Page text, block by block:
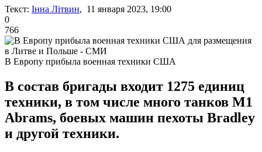
Текст: Інна Літвин, 11 января 2023, 19:00
0
766
В Европу прибыла военная техники США
В состав бригады входит 1275 единиц
техники, в том числе много танков M1
Abrams, боевых машин пехоты Bradley
и другой техники.